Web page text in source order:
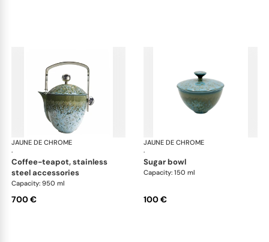
JAUNE DE CHROME
·
Nymphéa
coffee-teapot, stainless
steel accessories
Capacity: 950 ml
700 €
JAUNE DE CHROME
·
sugar bowl
Capacity: 150 ml
100 €